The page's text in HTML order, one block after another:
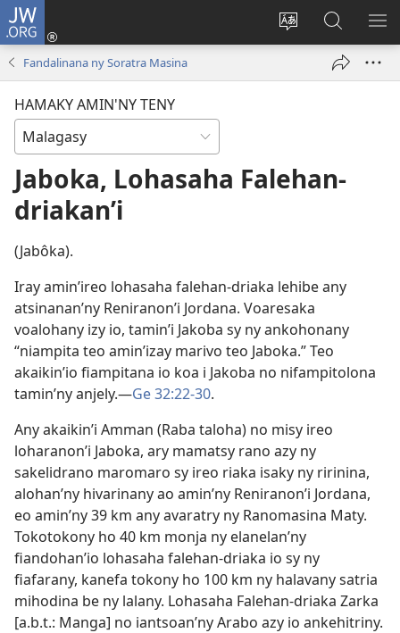
JW.ORG
Hiova
Hiditra
(manokatra
ato
Amin’ny
Fandalinana ny Soratra Masina
HAMAKY AMIN'NY TENY
Jaboka, Lohasaha Falehan-
driakan’i
(Jabôka).
Iray amin’ireo lohasaha falehan-driaka lehibe any
atsinanan’ny Reniranon’i Jordana. Voaresaka
voalohany izy io, tamin’i Jakoba sy ny ankohonany
“niampita teo amin’izay marivo teo Jaboka.” Teo
akaikin’io fiampitana io koa i Jakoba no nifampitolona
tamin’ny anjely.​—Ge 32:22-30.
Any akaikin’i Amman (Raba taloha) no misy ireo
loharanon’i Jaboka, ary mamatsy rano azy ny
sakelidrano maromaro sy ireo riaka isaky ny ririnina,
alohan’ny hivarinany ao amin’ny Reniranon’i Jordana,
eo amin’ny 39 km any avaratry ny Ranomasina Maty.
Tokotokony ho 40 km monja ny elanelan’ny
fiandohan’io lohasaha falehan-driaka io sy ny
fiafarany, kanefa tokony ho 100 km ny halavany satria
mihodina be ny lalany. Lohasaha Falehan-driaka Zarka
[a.b.t.: Manga] no iantsoan’ny Arabo azy io ankehitriny.